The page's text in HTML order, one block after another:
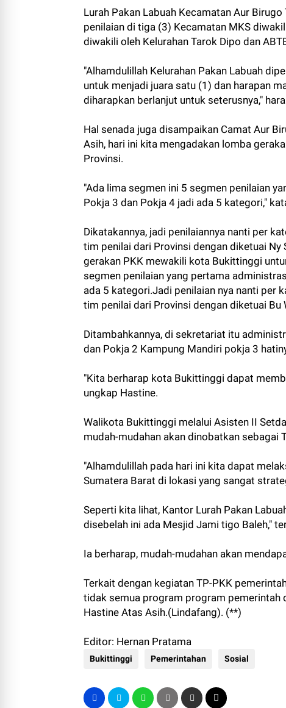
Lurah Pakan Labuah Kecamatan Aur
penilaian di tiga (3) Kecamatan MKS
diwakili oleh Kelurahan Tarok Dipo dan
"Alhamdulillah Kelurahan Pakan Labuah
untuk menjadi juara satu (1) dan harapan
diharapkan berlanjut untuk seterusnya,"
Hal senada juga disampaikan Camat Aur
Asih, hari ini kita mengadakan lomba
Provinsi.
"Ada lima segmen ini 5 segmen penilaian
Pokja 3 dan Pokja 4 jadi ada 5 kategori,"
Dikatakannya, jadi penilaiannya nanti per
tim penilai dari Provinsi dengan diketuai
gerakan PKK mewakili kota Bukittinggi
segmen penilaian yang pertama
ada 5 kategori.Jadi penilaian nya nanti per
tim penilai dari Provinsi dengan diketuai Bu
Ditambahkannya, di sekretariat itu
dan Pokja 2 Kampung Mandiri pokja 3
"Kita berharap kota Bukittinggi dapat
ungkap Hastine.
Walikota Bukittinggi melalui Asisten II
mudah-mudahan akan dinobatkan sebagai
"Alhamdulillah pada hari ini kita dapat
Sumatera Barat di lokasi yang sangat
Seperti kita lihat, Kantor Lurah Pakan
disebelah ini ada Mesjid Jami tigo Baleh,"
Ia berharap, mudah-mudahan akan
Terkait dengan kegiatan TP-PKK
tidak semua program program pemerintah
Hastine Atas Asih.(Lindafang). (**)
Editor: Hernan Pratama
Bukittinggi Pemerintahan Sosial